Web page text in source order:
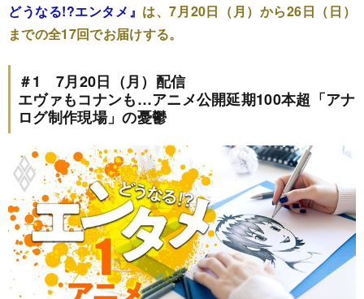
どうなる!?エンタメ』 は、7月20日（月）から26日（日）
までの全17回でお届けする。
＃1 7月20日（月）配信
エヴァもコナンも…アニメ公開延期100本超「アナ
ログ制作現場」の憂鬱